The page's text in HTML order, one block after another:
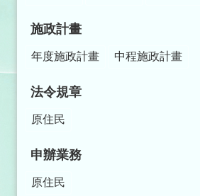
施政計畫
年度施政計畫 中程施政計畫
法令規章
原住民
申辦業務
原住民